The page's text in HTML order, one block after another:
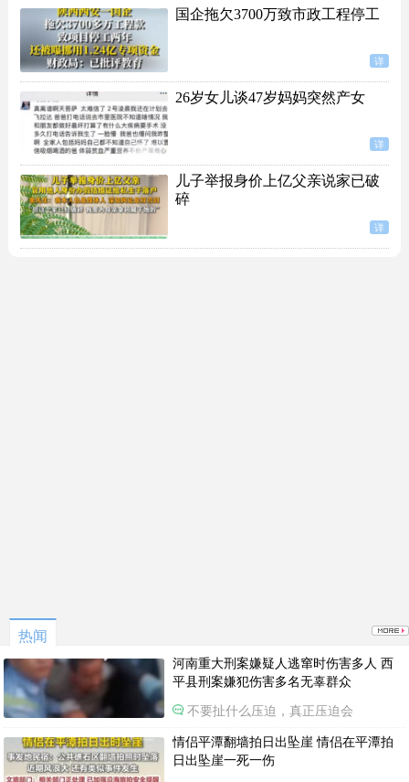
国企拖欠3700万致市政工程停工
详
26岁女儿谈47岁妈妈突然产女
详
儿子举报身价上亿父亲说家已破
碎
详
热闻
河南重大刑案嫌疑人逃窜时伤害多人 西
平县刑案嫌犯伤害多名无辜群众
不要扯什么压迫，真正压迫会
情侣平潭翻墙拍日出坠崖 情侣在平潭拍
日出坠崖一死一伤